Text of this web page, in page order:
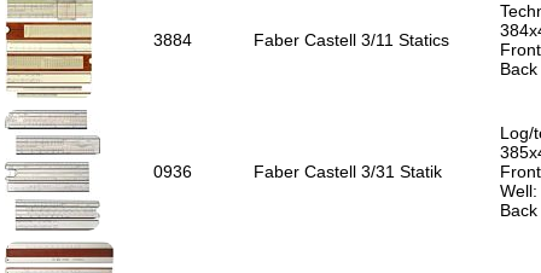
3884 Faber Castell 3/11 Statics
0936 Faber Castell 3/31 Statik
Log/